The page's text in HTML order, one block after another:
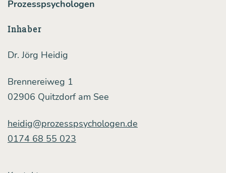
mer,
um
Mit­
Prozesspsychologen
Inhaber
Dr. Jörg Heidig
Brennereiweg 1
02906 Quitzdorf am See
heidig@prozesspsychologen.de
0174 68 55 023